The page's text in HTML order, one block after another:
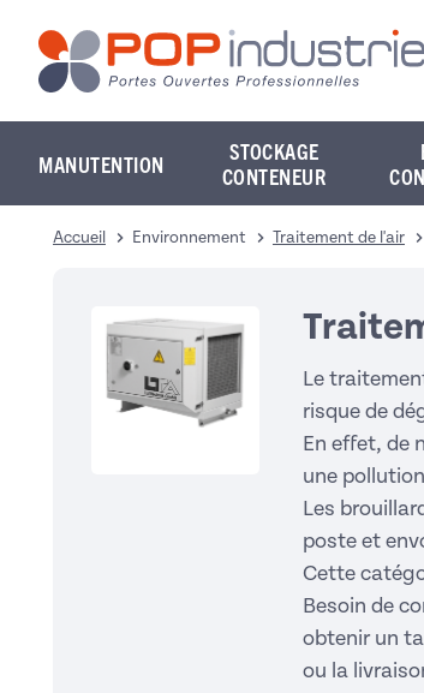
MANUTENTION
STOCKAGE
CONTENEUR
Accueil Environnement Traitement de l'air
Le
risque de
En effet, de
une
Les
poste et
Cette
Besoin de
obtenir un
ou la